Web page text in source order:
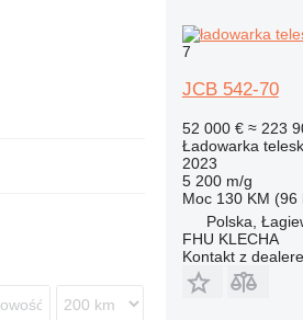
7
JCB 542-70
52 000 € ≈ 223
Ładowarka
2023
5 200 m/g
Moc 130 KM (96
Polska,
FHU KLECHA
Kontakt z